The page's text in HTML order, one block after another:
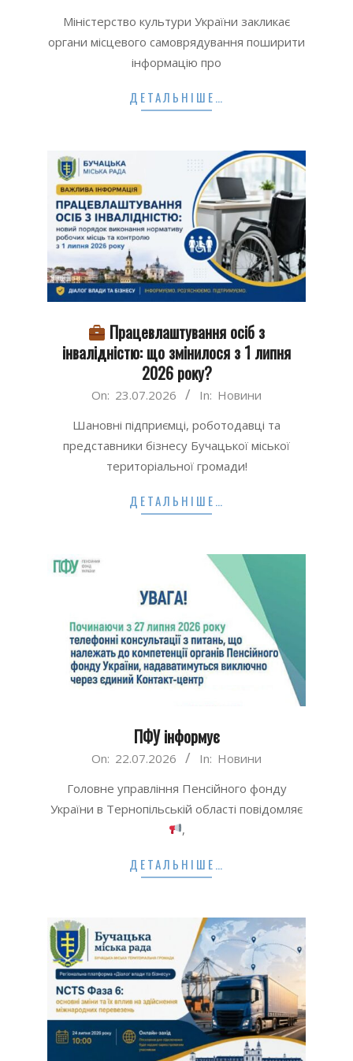
Міністерство культури України закликає
органи місцевого самоврядування поширити
інформацію про
ДЕТАЛЬНІШЕ…
Працевлаштування осіб з
інвалідністю: що змінилося з 1 липня
2026 року?
On: 23.07.2026 In: Новини
Шановні підприємці, роботодавці та
представники бізнесу Бучацької міської
територіальної громади!
ДЕТАЛЬНІШЕ…
ПФУ інформує
On: 22.07.2026 In: Новини
Головне управління Пенсійного фонду
України в Тернопільській області повідомляє
,
ДЕТАЛЬНІШЕ…